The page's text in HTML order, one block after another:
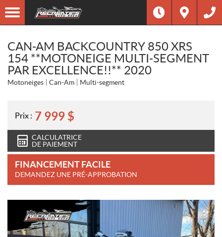
CAN-AM BACKCOUNTRY 850 XRS
154 **MOTONEIGE MULTI-SEGMENT
PAR EXCELLENCE!!** 2020
Motoneiges Can-Am Multi-segment
Prix : 7 999 $
CALCULATRICE
DE PAIEMENT
FINANCEMENT FACILE
DEMANDEZ UNE PRÉ-APPROBATION